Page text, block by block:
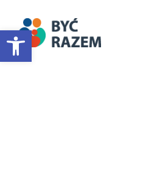
Otwórz pasek narzędzi